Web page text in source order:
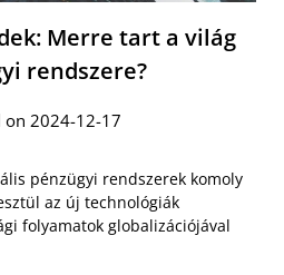
Merre tart a világ
rendszere?
on 2024-12-17
pénzügyi rendszerek komoly
az új technológiák
folyamatok globalizációjával